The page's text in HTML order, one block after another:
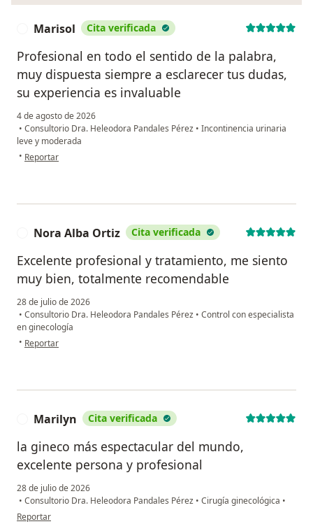
Marisol Cita verificada
Profesional en todo el sentido de la palabra,
muy dispuesta siempre a esclarecer tus dudas,
su experiencia es invaluable
4 de agosto de 2026
• Consultorio Dra. Heleodora Pandales Pérez • Incontinencia urinaria
leve y moderada
• en opinión del usuario Marisol
Reportar
Nora Alba Ortiz Cita verificada
Excelente profesional y tratamiento, me siento
muy bien, totalmente recomendable
28 de julio de 2026
• Consultorio Dra. Heleodora Pandales Pérez • Control con especialista
en ginecología
• en opinión del usuario Nora Alba Ortiz
Reportar
Marilyn Cita verificada
la gineco más espectacular del mundo,
excelente persona y profesional
28 de julio de 2026
• Consultorio Dra. Heleodora Pandales Pérez • Cirugía ginecológica •
en opinión del usuario Marilyn
Reportar